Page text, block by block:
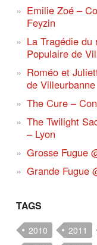
Emilie Zoé –
Feyzin
La Tragédie
Populaire de
Roméo et
de Villeurbanne
The Cure –
The Twilight
– Lyon
Grosse Fugue
Grande Fugue
TAGS
2010 2011